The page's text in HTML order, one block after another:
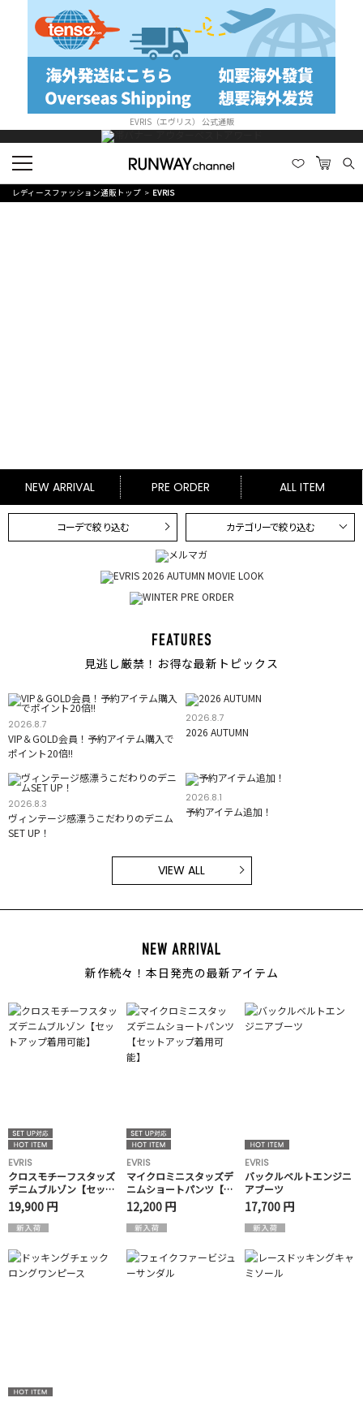
EVRIS（エヴリス） 公式通販
レディースファッション通販トップ EVRIS
NEW ARRIVAL PRE ORDER ALL ITEM
コーデで絞り込む カテゴリーで絞り込む
見逃し厳禁！お得な最新トピックス
2026.8.7
VIP＆GOLD会員！予約アイテム購入で
ポイント20倍!!
2026.8.7
2026 AUTUMN
2026.8.3
ヴィンテージ感漂うこだわりのデニム
SET UP！
2026.8.1
予約アイテム追加！
VIEW ALL
新作続々！本日発売の最新アイテム
EVRIS
クロスモチーフスタッズ
デニムブルゾン【セット
アップ着用可能】
19,900 円
EVRIS
マイクロミニスタッズデ
ニムショートパンツ【セ
ットアップ着用可能】
12,200 円
EVRIS
バックルベルトエンジニ
アブーツ
17,700 円